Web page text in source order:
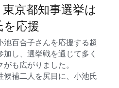
京都知事選挙は
応援
池百合子さんを応援する超
し、選挙戦を通じて多く
も広がりました。
候補二人を尻目に、小池氏